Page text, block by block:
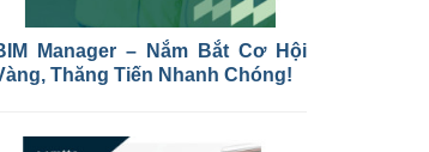
Manager – Nắm Bắt Cơ Hội
Thăng Tiến Nhanh Chóng!